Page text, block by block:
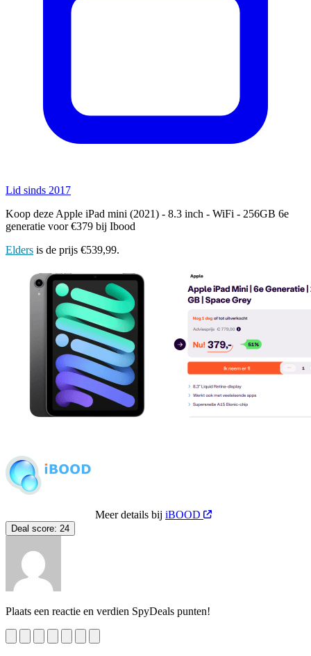
Lid sinds 2017
Koop deze Apple iPad mini (2021) - 8.3 inch - WiFi - 256GB 6e
generatie voor €379 bij Ibood
Elders is de prijs €539,99.
Meer details bij iBOOD
Deal score: 24
Plaats een reactie en verdien SpyDeals punten!